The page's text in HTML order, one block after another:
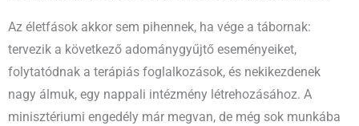
Az életfások akkor sem pihennek, ha vége a tábornak:
tervezik a következő adománygyűjtő eseményeiket,
folytatódnak a terápiás foglalkozások, és nekikezdenek
nagy álmuk, egy nappali intézmény létrehozásához. A
minisztériumi engedély már megvan, de még sok munkába